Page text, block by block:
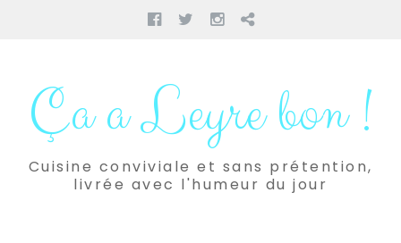
Facebook
TwitterInstagram
Pinterest
contenuÇa a Leyre bon !
Cuisine conviviale et sans prétention,
livrée avec l'humeur du jour